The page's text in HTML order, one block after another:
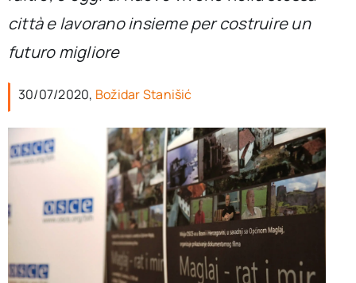
Newsletter
città e lavorano insieme per costruire un
futuro migliore
30/07/2020, Božidar Stanišić